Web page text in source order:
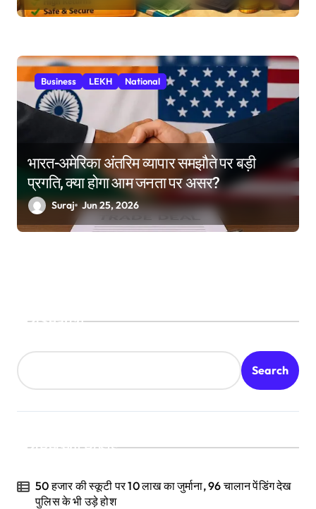
Business LEKH National
भारत-अमेरिका अंतरिम व्यापार समझौते पर बड़ी
प्रगति, क्या होगा आम जनता पर असर?
Suraj Jun 25, 2026
Search
Search
Recent Posts
50 हजार की स्कूटी पर 10 लाख का जुर्माना, 96 चालान पेंडिंग देख
पुलिस के भी उड़े होश